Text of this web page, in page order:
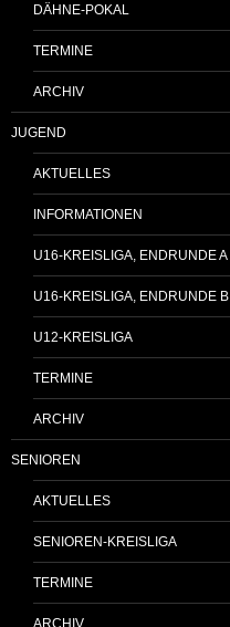
DÄHNE-POKAL
TERMINE
ARCHIV
JUGEND
AKTUELLES
INFORMATIONEN
U16-KREISLIGA, ENDRUNDE A
U16-KREISLIGA, ENDRUNDE B
U12-KREISLIGA
TERMINE
ARCHIV
SENIOREN
AKTUELLES
SENIOREN-KREISLIGA
TERMINE
ARCHIV